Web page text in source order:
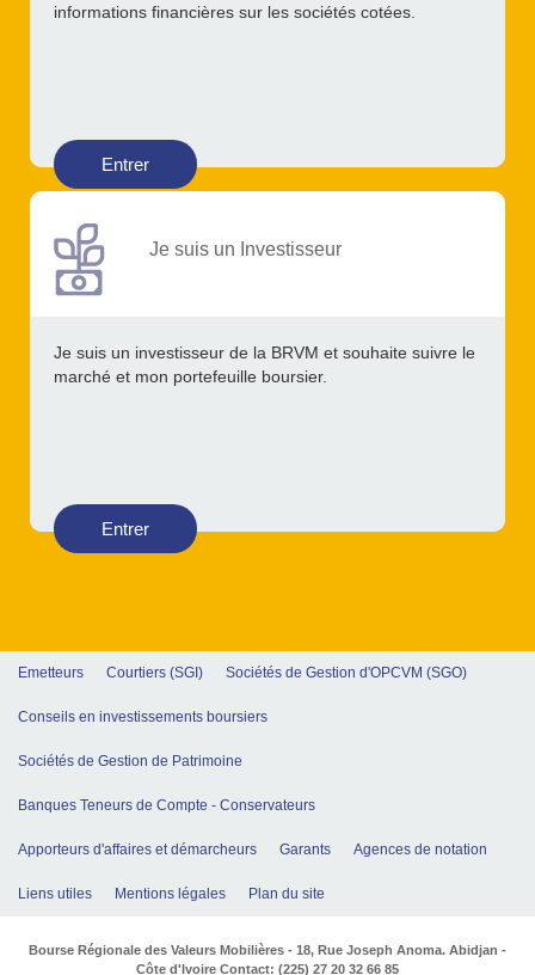
informations financières sur les sociétés cotées.
Entrer
Je suis un Investisseur
Je suis un investisseur de la BRVM et souhaite suivre le
marché et mon portefeuille boursier.
Entrer
Emetteurs Courtiers (SGI) Sociétés de Gestion d'OPCVM (SGO)
Conseils en investissements boursiers
Sociétés de Gestion de Patrimoine
Banques Teneurs de Compte - Conservateurs
Apporteurs d'affaires et démarcheurs Garants Agences de notation
Liens utiles Mentions légales Plan du site
Bourse Régionale des Valeurs Mobilières - 18, Rue Joseph Anoma. Abidjan -
Côte d'Ivoire Contact: (225) 27 20 32 66 85